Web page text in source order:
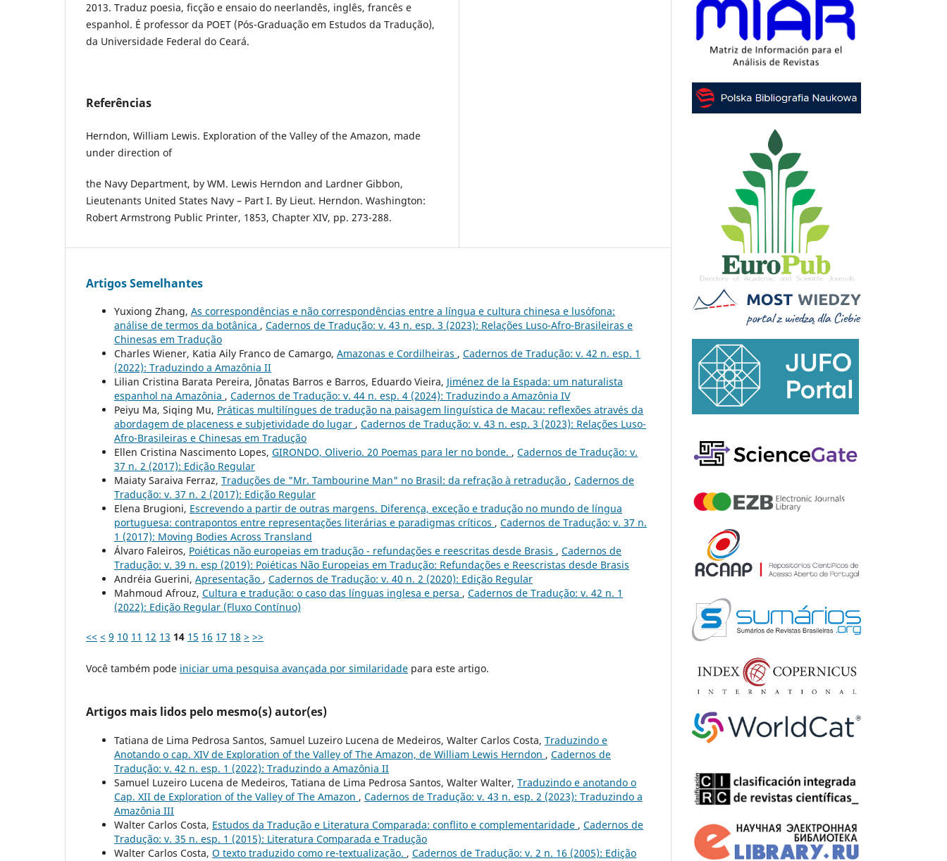
2013. Traduz poesia, ficção e ensaio do neerlandês, inglês, francês e
espanhol. É professor da POET (Pós-Graduação em Estudos da Tradução),
da Universidade Federal do Ceará.
Referências
Herndon, William Lewis. Exploration of the Valley of the Amazon, made
under direction of
the Navy Department, by WM. Lewis Herndon and Lardner Gibbon,
Lieutenants United States Navy – Part I. By Lieut. Herndon. Washington:
Robert Armstrong Public Printer, 1853, Chapter XIV, pp. 273-288.
Artigos Semelhantes
Yuxiong Zhang, As correspondências e não correspondências entre a língua e cultura chinesa e lusófona:
análise de termos da botânica , Cadernos de Tradução: v. 43 n. esp. 3 (2023): Relações Luso-Afro-Brasileiras e
Chinesas em Tradução
Charles Wiener, Katia Aily Franco de Camargo, Amazonas e Cordilheiras , Cadernos de Tradução: v. 42 n. esp. 1
(2022): Traduzindo a Amazônia II
Lilian Cristina Barata Pereira, Jônatas Barros e Barros, Eduardo Vieira, Jiménez de la Espada: um naturalista
espanhol na Amazônia , Cadernos de Tradução: v. 44 n. esp. 4 (2024): Traduzindo a Amazônia IV
Peiyu Ma, Siqing Mu, Práticas multilíngues de tradução na paisagem linguística de Macau: reflexões através da
abordagem de placeness e subjetividade do lugar , Cadernos de Tradução: v. 43 n. esp. 3 (2023): Relações Luso-
Afro-Brasileiras e Chinesas em Tradução
Ellen Cristina Nascimento Lopes, GIRONDO, Oliverio. 20 Poemas para ler no bonde. , Cadernos de Tradução: v.
37 n. 2 (2017): Edição Regular
Maiaty Saraiva Ferraz, Traduções de "Mr. Tambourine Man" no Brasil: da refração à retradução , Cadernos de
Tradução: v. 37 n. 2 (2017): Edição Regular
Elena Brugioni, Escrevendo a partir de outras margens. Diferença, exceção e tradução no mundo de língua
portuguesa: contrapontos entre representações literárias e paradigmas críticos , Cadernos de Tradução: v. 37 n.
1 (2017): Moving Bodies Across Transland
Álvaro Faleiros, Poiéticas não europeias em tradução - refundações e reescritas desde Brasis , Cadernos de
Tradução: v. 39 n. esp (2019): Poiéticas Não Europeias em Tradução: Refundações e Reescristas desde Brasis
Andréia Guerini, Apresentação , Cadernos de Tradução: v. 40 n. 2 (2020): Edição Regular
Mahmoud Afrouz, Cultura e tradução: o caso das línguas inglesa e persa , Cadernos de Tradução: v. 42 n. 1
(2022): Edição Regular (Fluxo Contínuo)
<< < 9 10 11 12 13 14 15 16 17 18 > >>
Você também pode iniciar uma pesquisa avançada por similaridade para este artigo.
Artigos mais lidos pelo mesmo(s) autor(es)
Tatiana de Lima Pedrosa Santos, Samuel Luzeiro Lucena de Medeiros, Walter Carlos Costa, Traduzindo e
Anotando o cap. XIV de Exploration of the Valley of The Amazon, de William Lewis Herndon , Cadernos de
Tradução: v. 42 n. esp. 1 (2022): Traduzindo a Amazônia II
Samuel Luzeiro Lucena de Medeiros, Tatiana de Lima Pedrosa Santos, Walter Walter, Traduzindo e anotando o
Cap. XII de Exploration of the Valley of The Amazon , Cadernos de Tradução: v. 43 n. esp. 2 (2023): Traduzindo a
Amazônia III
Walter Carlos Costa, Estudos da Tradução e Literatura Comparada: conflito e complementaridade , Cadernos de
Tradução: v. 35 n. esp. 1 (2015): Literatura Comparada e Tradução
Walter Carlos Costa, O texto traduzido como re-textualização. , Cadernos de Tradução: v. 2 n. 16 (2005): Edição